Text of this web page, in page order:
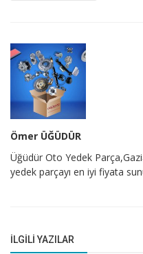
Ömer ÜĞÜDÜR
Üğüdür Oto Yedek
yedek parçayı en iyi fiyata
İLGILI YAZILAR